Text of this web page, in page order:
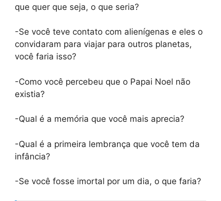
que quer que seja, o que seria?
-Se você teve contato com alienígenas e eles o
convidaram para viajar para outros planetas,
você faria isso?
-Como você percebeu que o Papai Noel não
existia?
-Qual é a memória que você mais aprecia?
-Qual é a primeira lembrança que você tem da
infância?
-Se você fosse imortal por um dia, o que faria?